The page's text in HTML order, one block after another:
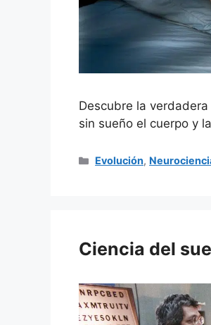
Descubre la
sin sueño el cuerpo y
Categorías
Evolución,
Ciencia del